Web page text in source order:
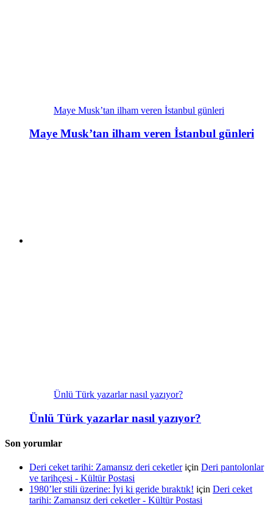
Maye Musk’tan ilham veren İstanbul günleri
Maye Musk’tan ilham veren İstanbul günleri
Ünlü Türk yazarlar nasıl yazıyor?
Ünlü Türk yazarlar nasıl yazıyor?
Son yorumlar
Deri ceket tarihi: Zamansız deri ceketleriçin Deri pantolonlar
ve tarihçesi - Kültür Postasi
1980’ler stili üzerine: İyi ki geride bıraktık! için Deri ceket
tarihi: Zamansız deri ceketler - Kültür Postasi